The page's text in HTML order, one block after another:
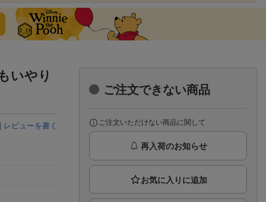
楽天チケット
エンタメニュース
推し楽
いやり
| レビューを書く
ご注文できない商品
ご注文いただけない商品に関して
再入荷のお知らせ